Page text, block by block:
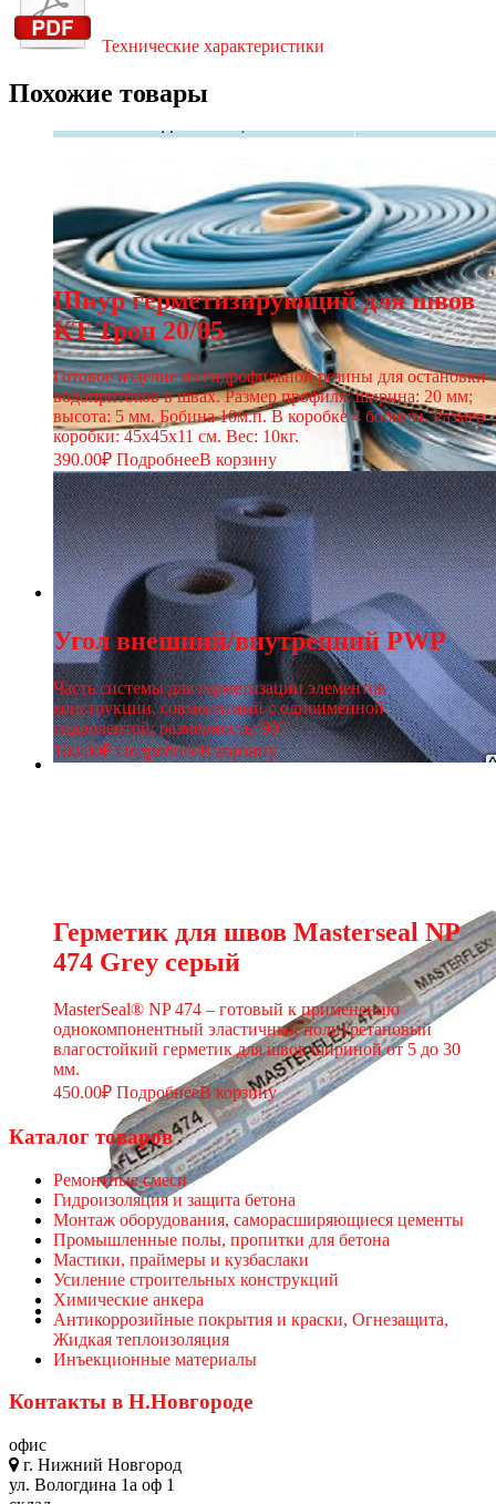
Технические характеристики
Похожие товары
Шнур герметизирующий для швов
КТ Трон 20/05
Готовое изделие из гидрофильной резины для остановки
водопритоков в швах. Размер профиля: ширина: 20 мм;
высота: 5 мм. Бобина 10м.п. В коробке 4 бобины. Размер
коробки: 45х45х11 см. Вес: 10кг.
390.00₽ ПодробнееВ корзину
Угол внешний/внутренний PWP
Часть системы для герметизации элементов
конструкции, совместимый с одноименной
гидролентой; размерность: 90°.
160.00₽ ПодробнееВ корзину
Герметик для швов Masterseal NP
474 Grey серый
MasterSeal® NP 474 – готовый к применению
однокомпонентный эластичный полиуретановый
влагостойкий герметик для швов шириной от 5 до 30
мм.
450.00₽ ПодробнееВ корзину
Каталог товаров
Ремонтные смеси
Гидроизоляция и защита бетона
Монтаж оборудования, саморасширяющиеся цементы
Промышленные полы, пропитки для бетона
Мастики, праймеры и кузбаслаки
Усиление строительных конструкций
Химические анкера
Антикоррозийные покрытия и краски, Огнезащита,
Жидкая теплоизоляция
Инъекционные материалы
Контакты в Н.Новгороде
офис
г. Нижний Новгород
ул. Вологдина 1а оф 1